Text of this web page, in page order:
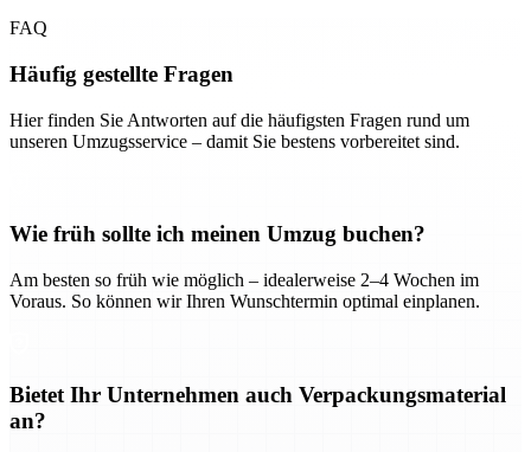
FAQ
Häufig gestellte Fragen
Hier finden Sie Antworten auf die häufigsten Fragen rund um
unseren Umzugsservice – damit Sie bestens vorbereitet sind.
Wie früh sollte ich meinen Umzug buchen?
Am besten so früh wie möglich – idealerweise 2–4 Wochen im
Voraus. So können wir Ihren Wunschtermin optimal einplanen.
Bietet Ihr Unternehmen auch Verpackungsmaterial
an?